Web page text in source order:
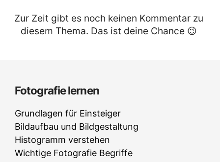
Zur Zeit gibt es noch keinen Kommentar zu
diesem Thema. Das ist deine Chance 😉
Fotografie lernen
Grundlagen für Einsteiger
Bildaufbau und Bildgestaltung
Histogramm verstehen
Wichtige Fotografie Begriffe